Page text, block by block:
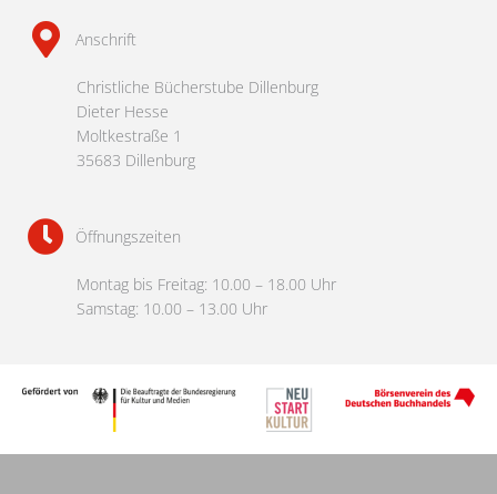
Anschrift
Christliche Bücherstube Dillenburg
Dieter Hesse
Moltkestraße 1
35683 Dillenburg
Öffnungszeiten
Montag bis Freitag: 10.00 – 18.00 Uhr
Samstag: 10.00 – 13.00 Uhr